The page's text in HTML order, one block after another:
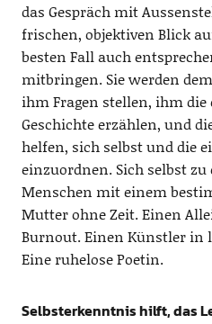
das Gespräch mit
frischen, objektiven Blick
besten Fall auch
mitbringen. Sie werden
ihm Fragen stellen, ihm die
Geschichte erzählen, und
helfen, sich selbst und die
einzuordnen. Sich selbst
Menschen mit einem
Mutter ohne Zeit. Einen
Burnout. Einen Künstler in
Eine ruhelose Poetin.
Selbsterkenntnis hilft, das